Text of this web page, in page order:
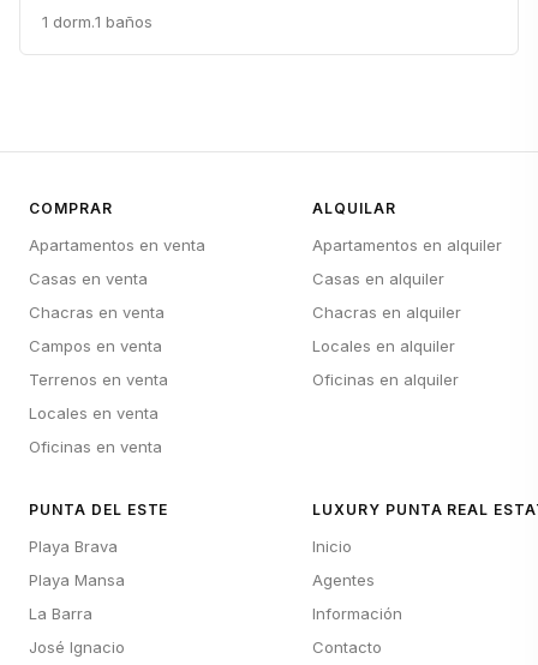
1 dorm.1 baños
COMPRAR
Apartamentos en venta
Casas en venta
Chacras en venta
Campos en venta
Terrenos en venta
Locales en venta
Oficinas en venta
ALQUILAR
Apartamentos en alquiler
Casas en alquiler
Chacras en alquiler
Locales en alquiler
Oficinas en alquiler
PUNTA DEL ESTE
Playa Brava
Playa Mansa
La Barra
José Ignacio
LUXURY PUNTA REAL
Inicio
Agentes
Información
Contacto